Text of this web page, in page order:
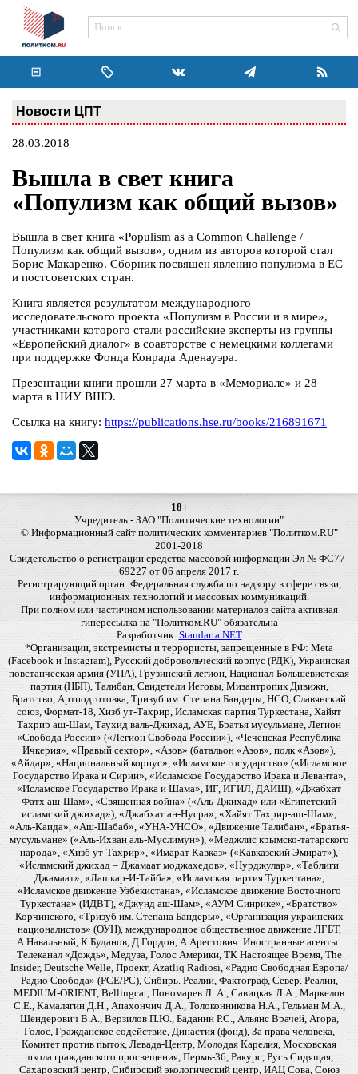
Новости ЦПТ
28.03.2018
Вышла в свет книга
«Популизм как общий вызов»
Вышла в свет книга «Populism as a Common Challenge /
Популизм как общий вызов», одним из авторов которой стал
Борис Макаренко. Сборник посвящен явлению популизма в ЕС
и постсоветских стран.
Книга является результатом международного
исследовательского проекта «Популизм в России и в мире»,
участниками которого стали российские эксперты из группы
«Европейский диалог» в соавторстве с немецкими коллегами
при поддержке Фонда Конрада Аденауэра.
Презентации книги прошли 27 марта в «Мемориале» и 28
марта в НИУ ВШЭ.
Ссылка на книгу: https://publications.hse.ru/books/216891671
18+
Учредитель - ЗАО "Политические технологии"
© Информационный сайт политических комментариев "Политком.RU"
2001-2018
Свидетельство о регистрации средства массовой информации Эл № ФС77-
69227 от 06 апреля 2017 г.
Регистрирующий орган: Федеральная служба по надзору в сфере связи,
информационных технологий и массовых коммуникаций.
При полном или частичном использовании материалов сайта активная
гиперссылка на "Политком.RU" обязательна
Разработчик: Standarta.NET
*Организации, экстремисты и террористы, запрещенные в РФ: Meta
(Facebook и Instagram), Русский добровольческий корпус (РДК), Украинская
повстанческая армия (УПА), Грузинский легион, Национал-Большевистская
партия (НБП), Талибан, Свидетели Иеговы, Мизантропик Дивижн,
Братство, Артподготовка, Тризуб им. Степана Бандеры, НСО, Славянский
союз, Формат-18, Хизб ут-Тахрир, Исламская партия Туркестана, Хайят
Тахрир аш-Шам, Таухид валь-Джихад, АУЕ, Братья мусульмане, Легион
«Свобода России» («Легион Свобода России»), «Чеченская Республика
Ичкерия», «Правый сектор», «Азов» (батальон «Азов», полк «Азов»),
«Айдар», «Национальный корпус», «Исламское государство» («Исламское
Государство Ирака и Сирии», «Исламское Государство Ирака и Леванта»,
«Исламское Государство Ирака и Шама», ИГ, ИГИЛ, ДАИШ), «Джабхат
Фатх аш-Шам», «Священная война» («Аль-Джихад» или «Египетский
исламский джихад»), «Джабхат ан-Нусра», «Хайят Тахрир-аш-Шам»,
«Аль-Каида», «Аш-Шабаб», «УНА-УНСО», «Движение Талибан», «Братья-
мусульмане» («Аль-Ихван аль-Муслимун»), «Меджлис крымско-татарского
народа», «Хизб ут-Тахрир», «Имарат Кавказ» («Кавказский Эмират»),
«Исламский джихад – Джамаат моджахедов», «Нурджулар», «Таблиги
Джамаат», «Лашкар-И-Тайба», «Исламская партия Туркестана»,
«Исламское движение Узбекистана», «Исламское движение Восточного
Туркестана» (ИДВТ), «Джунд аш-Шам», «АУМ Синрике», «Братство»
Корчинского, «Тризуб им. Степана Бандеры», «Организация украинских
националистов» (ОУН), международное общественное движение ЛГБТ,
А.Навальный, К.Буданов, Д.Гордон, А.Арестович. Иностранные агенты:
Телеканал «Дождь», Медуза, Голос Америки, ТК Настоящее Время, The
Insider, Deutsche Welle, Проект, Azatliq Radiosi, «Радио Свободная Европа/
Радио Свобода» (PCE/PC), Сибирь. Реалии, Фактограф, Север. Реалии,
MEDIUM-ORIENT, Bellingcat, Пономарев Л. А., Савицкая Л.А., Маркелов
С.Е., Камалягин Д.Н., Апахончич Д.А., Толоконникова Н.А., Гельман М.А.,
Шендерович В.А., Верзилов П.Ю., Баданин Р.С., Альянс Врачей, Агора,
Голос, Гражданское содействие, Династия (фонд), За права человека,
Комитет против пыток, Левада-Центр, Молодая Карелия, Московская
школа гражданского просвещения, Пермь-36, Ракурс, Русь Сидящая,
Сахаровский центр, Сибирский экологический центр, ИАЦ Сова, Союз